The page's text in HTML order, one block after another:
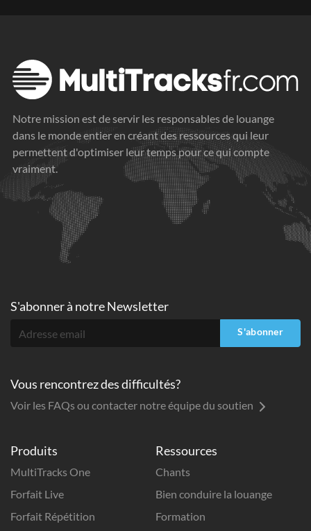
Notre mission est de servir les responsables de louange
dans le monde entier en créant des ressources qui leur
permettent d'optimiser leur temps pour ce qui compte
vraiment.
Produits
MultiTracks One
Forfait Live
Forfait Répétition
Ressources
Chants
Bien conduire la louange
Formation
S'abonner à notre Newsletter
S'abonner
Vous rencontrez des difficultés?
Voir les FAQs ou contacter notre équipe du soutien